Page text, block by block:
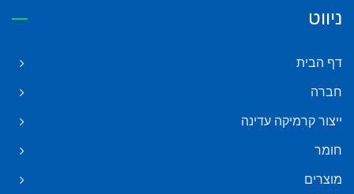
ניווט
דף הבית
חברה
ייצור קרמיקה עדינה
חומר
מוצרים